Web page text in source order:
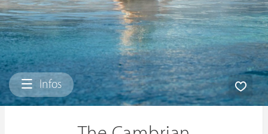
Infos